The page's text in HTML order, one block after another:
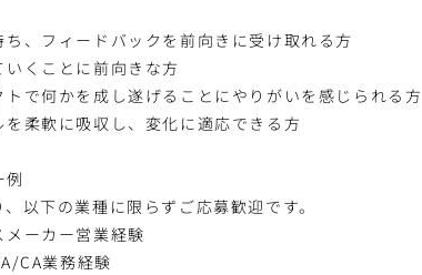
ち、フィードバックを前向きに受け取れる方
いくことに前向きな方
トで何かを成し遂げることにやりがいを感じられる方
を柔軟に吸収し、変化に適応できる方
以下の業種に限らずご応募歓迎です。
メーカー営業経験
CA業務経験